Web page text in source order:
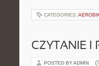
CATEGORIES:
CZYTANIE I
POSTED BY ADMIN